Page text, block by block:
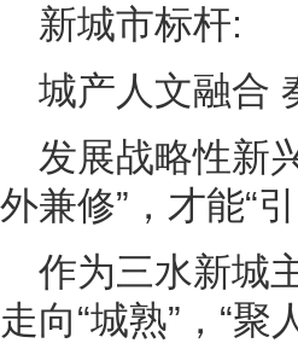
新城市标杆:
城产人文融合
发展战略性新
外兼修”，才能“引
作为三水新城
走向“城熟”，“